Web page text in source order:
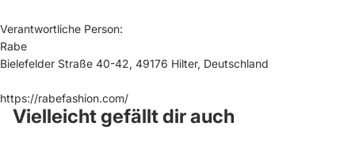
Verantwortliche Person:
Rabe
Bielefelder Straße 40-42, 49176 Hilter, Deutschland
https://rabefashion.com/
Vielleicht gefällt dir auch